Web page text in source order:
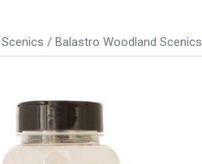
/ Balastro Woodland Scenics